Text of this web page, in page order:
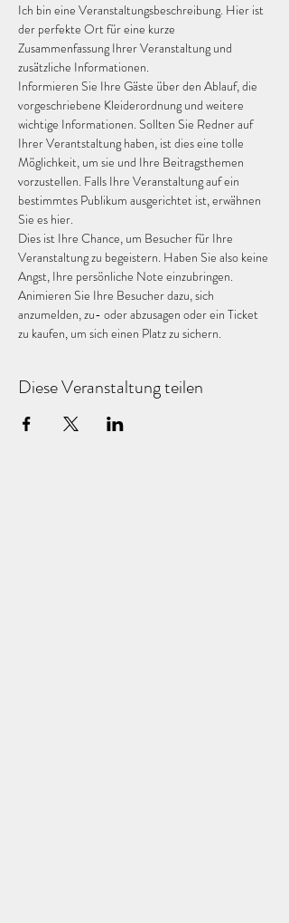
Ich bin eine Veranstaltungsbeschreibung. Hier ist
der perfekte Ort für eine kurze
Zusammenfassung Ihrer Veranstaltung und
zusätzliche Informationen.
Informieren Sie Ihre Gäste über den Ablauf, die
vorgeschriebene Kleiderordnung und weitere
wichtige Informationen. Sollten Sie Redner auf
Ihrer Verantstaltung haben, ist dies eine tolle
Möglichkeit, um sie und Ihre Beitragsthemen
vorzustellen. Falls Ihre Veranstaltung auf ein
bestimmtes Publikum ausgerichtet ist, erwähnen
Sie es hier.
Dies ist Ihre Chance, um Besucher für Ihre
Veranstaltung zu begeistern. Haben Sie also keine
Angst, Ihre persönliche Note einzubringen.
Animieren Sie Ihre Besucher dazu, sich
anzumelden, zu- oder abzusagen oder ein Ticket
zu kaufen, um sich einen Platz zu sichern.
Diese Veranstaltung teilen